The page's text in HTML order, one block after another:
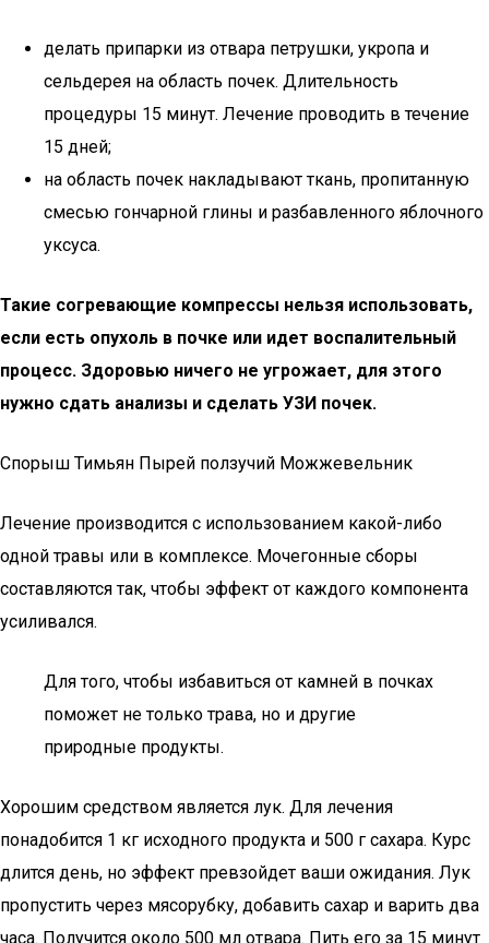
делать припарки из отвара петрушки, укропа и
сельдерея на область почек. Длительность
процедуры 15 минут. Лечение проводить в течение
15 дней;
на область почек накладывают ткань, пропитанную
смесью гончарной глины и разбавленного яблочного
уксуса.
Такие согревающие компрессы нельзя использовать,
если есть опухоль в почке или идет воспалительный
процесс. Здоровью ничего не угрожает, для этого
нужно сдать анализы и сделать УЗИ почек.
Спорыш Тимьян Пырей ползучий Можжевельник
Лечение производится с использованием какой-либо
одной травы или в комплексе. Мочегонные сборы
составляются так, чтобы эффект от каждого компонента
усиливался.
Для того, чтобы избавиться от камней в почках
поможет не только трава, но и другие
природные продукты.
Хорошим средством является лук. Для лечения
понадобится 1 кг исходного продукта и 500 г сахара. Курс
длится день, но эффект превзойдет ваши ожидания. Лук
пропустить через мясорубку, добавить сахар и варить два
часа. Получится около 500 мл отвара. Пить его за 15 минут